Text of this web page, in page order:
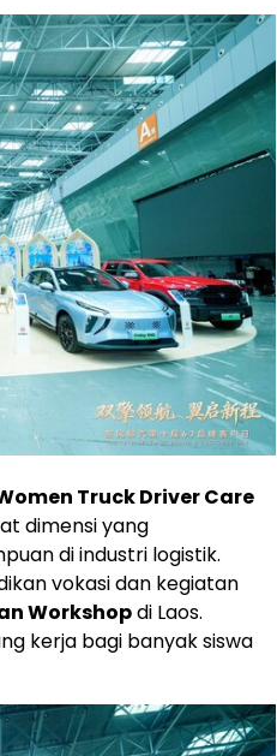
Truck Driver Care
dimensi yang
di industri logistik.
vokasi dan kegiatan
Workshopdi Laos.
kerja bagi banyak siswa